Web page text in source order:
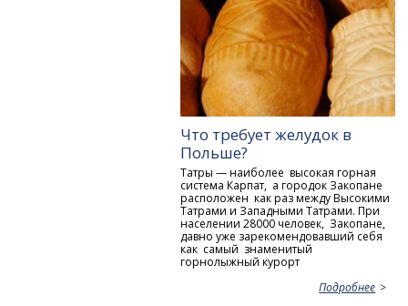
Что требует желудок в
Польше?
Татры — наиболее высокая горная
система Карпат, а городок Закопане
расположен как раз между Высокими
Татрами и Западными Татрами. При
населении 28000 человек, Закопане,
давно уже зарекомендовавший себя
как самый знаменитый
горнолыжный курорт
Подробнее